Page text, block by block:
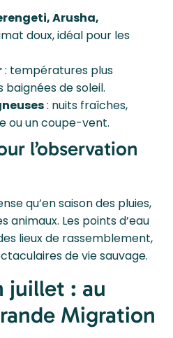
Arusha,
doux, idéal pour les
: températures plus
de soleil.
: nuits fraîches,
ou un coupe-vent.
l’observation
qu’en saison des pluies,
animaux. Les points d’eau
lieux de rassemblement,
de vie sauvage.
juillet : au
Migration